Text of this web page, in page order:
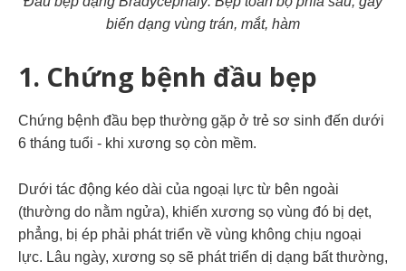
biến dạng vùng trán, mắt, hàm
1. Chứng bệnh đầu bẹp
Chứng bệnh đầu bẹp thường gặp ở trẻ sơ sinh đến dưới
6 tháng tuổi - khi xương sọ còn mềm.
Dưới tác động kéo dài của ngoại lực từ bên ngoài
(thường do nằm ngửa), khiến xương sọ vùng đó bị dẹt,
phẳng, bị ép phải phát triển về vùng không chịu ngoại
lực. Lâu ngày, xương sọ sẽ phát triển dị dạng bất thường,